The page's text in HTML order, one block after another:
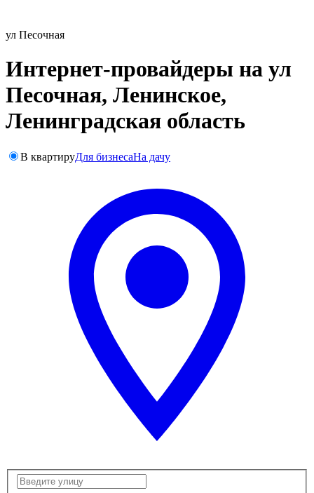
ул Песочная
Интернет-провайдеры на ул
Песочная, Ленинское,
Ленинградская область
В квартируДля бизнесаНа дачу